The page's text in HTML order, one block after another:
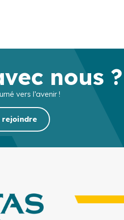
nous ?
vers l’avenir !
rejoindre